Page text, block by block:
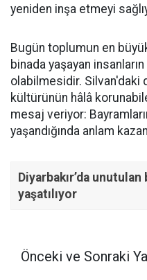
yeniden inşa etmeyi
Bugün toplumun en
binada yaşayan
olabilmesidir. Silvan'daki
kültürünün hâlâ
mesaj veriyor:
yaşandığında anlam
Diyarbakır’da
yaşatılıyor
Önceki ve Sonraki